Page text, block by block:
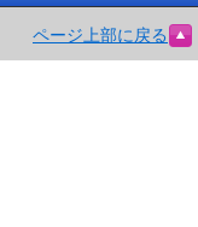
ページ上部に戻る